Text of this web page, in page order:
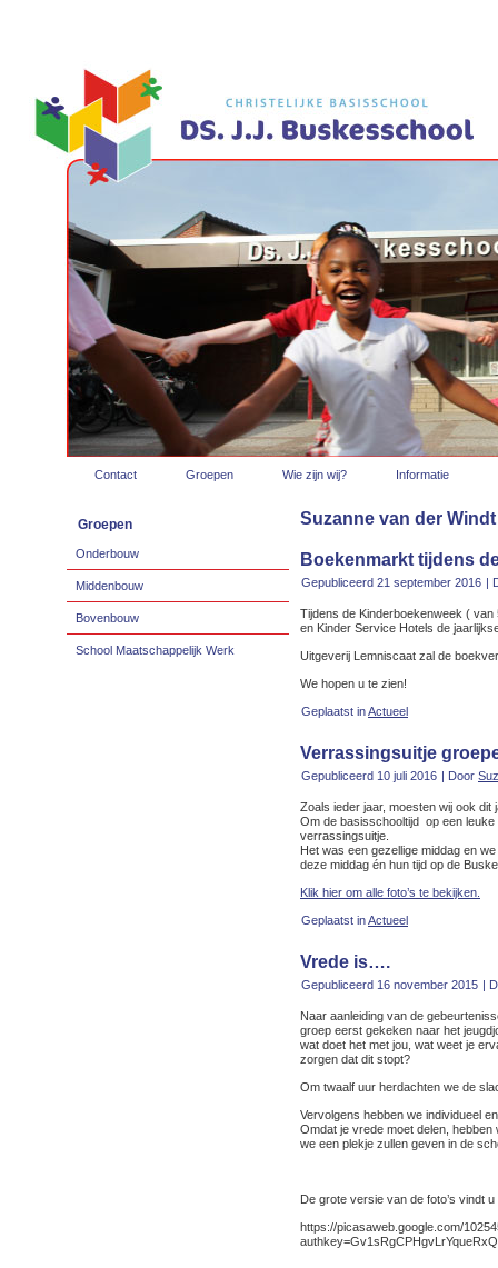
Contact Groepen Wie zijn wij? Informatie
Groepen
Onderbouw
Middenbouw
Bovenbouw
School Maatschappelijk Werk
Suzanne van der Windt
Boekenmarkt tijdens
Gepubliceerd 21 september 2016 |
Tijdens de Kinderboekenweek (
en Kinder Service Hotels de
Uitgeverij Lemniscaat zal de
We hopen u te zien!
Geplaatst inActueel
Verrassingsuitje
Gepubliceerd 10 juli 2016 | Door
Zoals ieder jaar, moesten wij ook
Om de basisschooltijd op een
verrassingsuitje.
Het was een gezellige middag en
deze middag én hun tijd op de
Klik hier om alle foto’s te bekijken.
Geplaatst inActueel
Vrede is….
Gepubliceerd 16 november 2015 |
Naar aanleiding van de
groep eerst gekeken naar het
wat doet het met jou, wat weet je
zorgen dat dit stopt?
Om twaalf uur herdachten we de
Vervolgens hebben we individueel
Omdat je vrede moet delen,
we een plekje zullen geven in de
De grote versie van de foto’s vindt u
https://picasaweb.google.com/